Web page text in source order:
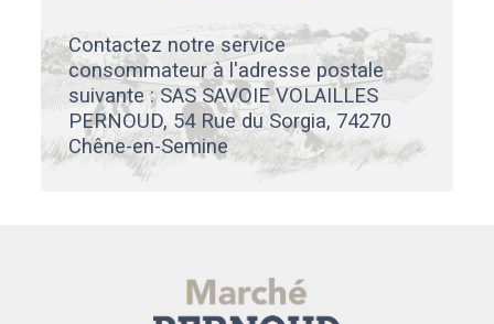
Contactez notre service
consommateur à l'adresse postale
suivante : SAS SAVOIE VOLAILLES
PERNOUD, 54 Rue du Sorgia, 74270
Chêne-en-Semine